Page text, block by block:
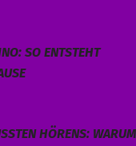
SO ENTSTEHT
HÖRENS: WARUM